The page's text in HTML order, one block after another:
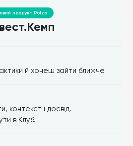
продукт Polza
й хочеш зайти ближче
контекст і досвід.
в Клуб.